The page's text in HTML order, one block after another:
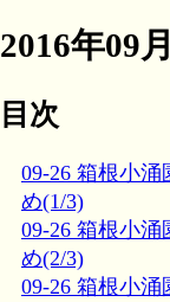
2016年09
目次
09-26 箱根小
め(1/3)
09-26 箱根小
め(2/3)
09-26 箱根小